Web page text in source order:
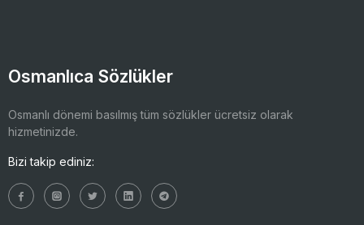
Osmanlıca Sözlükler
Osmanlı dönemi basılmış tüm sözlükler ücretsiz olarak
hizmetinizde.
Bizi takip ediniz: